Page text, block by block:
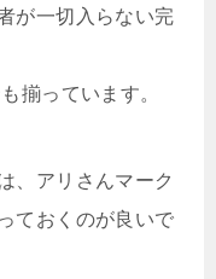
が一切入らない完
揃っています。
、アリさんマーク
ておくのが良いで